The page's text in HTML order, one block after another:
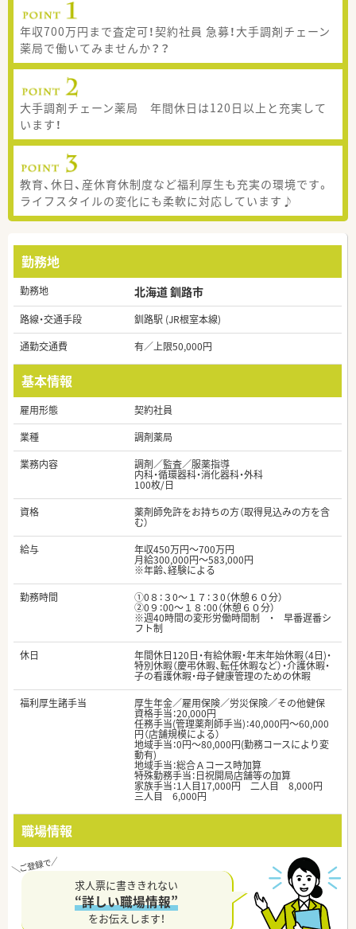
年収700万円まで査定可！契約社員 急募！大手調剤チェーン
薬局で働いてみませんか？？
大手調剤チェーン薬局 年間休日は120日以上と充実して
います！
教育、休日、産休育休制度など福利厚生も充実の環境です。
ライフスタイルの変化にも柔軟に対応しています♪
勤務地
勤務地 北海道 釧路市
路線・交通手段
釧路駅 (JR根室本線)
通勤交通費
有／上限50,000円
基本情報
雇用形態
契約社員
業種
調剤薬局
業務内容
調剤／監査／服薬指導
内科・循環器科・消化器科・外科
100枚/日
資格
薬剤師免許をお持ちの方（取得見込みの方を含
む）
給与
年収450万円～700万円
月給300,000円～583,000円
※年齢、経験による
勤務時間
①0８：３0～１７：３0（休憩６０分）
②0９：00～１８：00（休憩６０分）
※週40時間の変形労働時間制 ・ 早番遅番シ
フト制
休日
年間休日120日・有給休暇・年末年始休暇（4日)・
特別休暇（慶弔休暇、転任休暇など）・介護休暇・
子の看護休暇・母子健康管理のための休暇
福利厚生諸手当
厚生年金／雇用保険／労災保険／その他健保
資格手当：20,000円
任務手当(管理薬剤師手当)：40,000円～60,000
円（店舗規模による）
地域手当：0円～80,000円(勤務コースにより変
動有)
地域手当：総合Ａコース時加算
特殊勤務手当：日祝開局店舗等の加算
家族手当：1人目17,000円 二人目 8,000円
三人目 6,000円
職場情報
求人票に書ききれない
“詳しい職場情報”
をお伝えします！